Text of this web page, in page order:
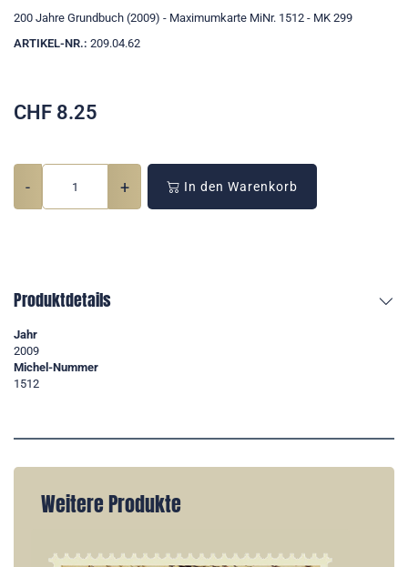
200 Jahre Grundbuch (2009) - Maximumkarte MiNr. 1512 - MK 299
ARTIKEL-NR.: 209.04.62
CHF 8.25
- + In den Warenkorb
Produktdetails
Jahr
2009
Michel-Nummer
1512
Weitere Produkte